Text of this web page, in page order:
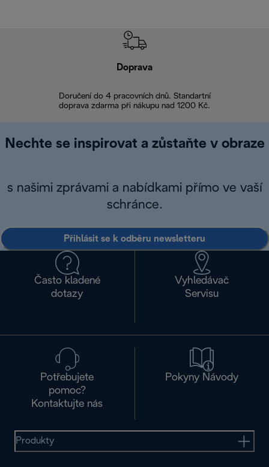
Doprava
Doručení do 4 pracovních dnů. Standartní
doprava zdarma při nákupu nad 1200 Kč.
Nechte se inspirovat a zůstaňte v obraze
s našimi zprávami a nabídkami přímo ve vaší
schránce.
Přihlásit se k odběru newsletteru
Často kladené
dotazy
Vyhledávač
Servisu
Potřebujete
pomoc?
Kontaktujte nás
Pokyny Návody
Produkty